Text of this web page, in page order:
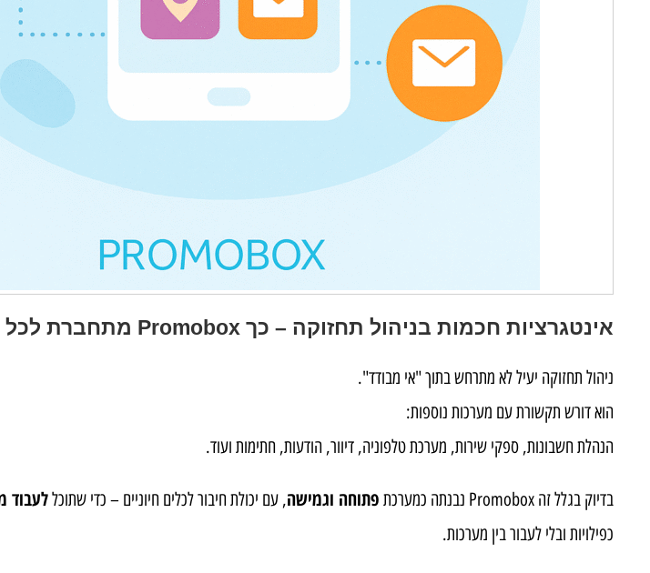
אינטגרציות חכמות בניהול תחזוקה – כך Promobox מתחברת לכל מה שחשוב
ניהול תחזוקה יעיל לא מתרחש בתוך "אי מבודד".
הוא דורש תקשורת עם מערכות נוספות:
הנהלת חשבונות, ספקי שירות, מערכת טלפוניה, דיוור, הודעות, חתימות ועוד.
בדיוק בגלל זה Promobox נבנתה כמערכת פתוחה וגמישה, עם יכולת חיבור לכלים חיוניים – כדי שתוכללעבוד
כפילויות ובלי לעבור בין מערכות.